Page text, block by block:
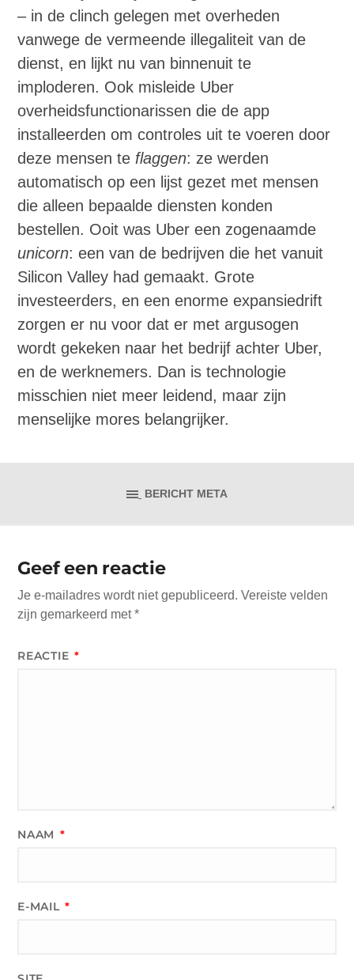
– in de clinch gelegen met overheden
vanwege de vermeende illegaliteit van de
dienst, en lijkt nu van binnenuit te
imploderen. Ook misleide Uber
overheidsfunctionarissen die de app
installeerden om controles uit te voeren door
deze mensen te flaggen: ze werden
automatisch op een lijst gezet met mensen
die alleen bepaalde diensten konden
bestellen. Ooit was Uber een zogenaamde
unicorn: een van de bedrijven die het vanuit
Silicon Valley had gemaakt. Grote
investeerders, en een enorme expansiedrift
zorgen er nu voor dat er met argusogen
wordt gekeken naar het bedrijf achter Uber,
en de werknemers. Dan is technologie
misschien niet meer leidend, maar zijn
menselijke mores belangrijker.
BERICHT META
Geef een reactie
Je e-mailadres wordt niet gepubliceerd. Vereiste velden
zijn gemarkeerd met*
REACTIE *
NAAM *
E-MAIL *